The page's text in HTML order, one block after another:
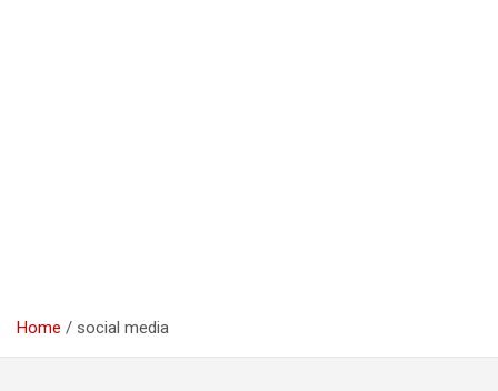
Home social media